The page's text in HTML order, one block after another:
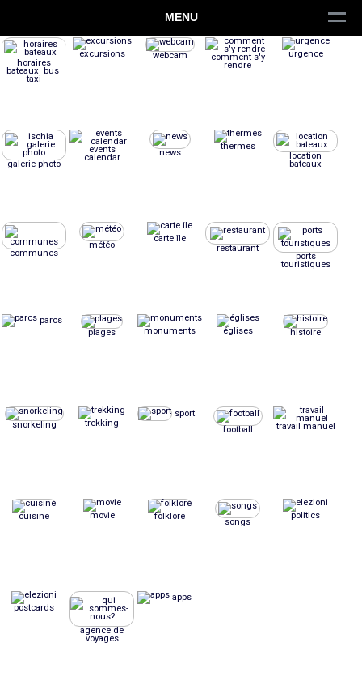
MENU
horaires
bateaux bus
taxi
excursions webcam comment s'y
rendre
urgence
galerie photo
events
calendar news
thermes
location
bateaux
communes
météo
carte île
restaurant
ports
touristiques
parcs
plages
monuments églises histoire
snorkeling trekking
sport
football
travail manuel
cuisine movie folklore
songs
politics
postcards
agence de
voyages
apps